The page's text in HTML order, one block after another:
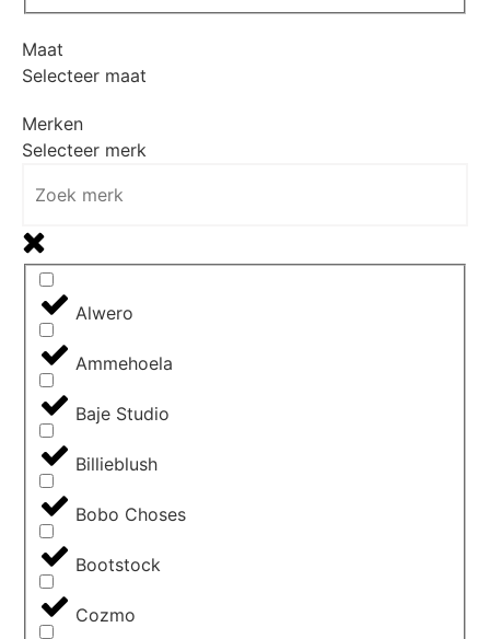
Maat
Selecteer maat
Merken
Selecteer merk
Alwero
Ammehoela
Baje Studio
Billieblush
Bobo Choses
Bootstock
Cozmo